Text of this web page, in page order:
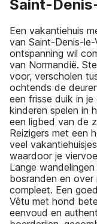
Saint-
Een vakantiehuis
van Saint-Denis-
ontspanning wil
van Normandië.
voor, verscholen
ochtends de
een frisse duik in
kinderen spelen in
een ligbed van de
Reizigers met een
veel
waardoor je
Lange
bosranden en over
compleet. Een
Vêtu met hond
eenvoud en